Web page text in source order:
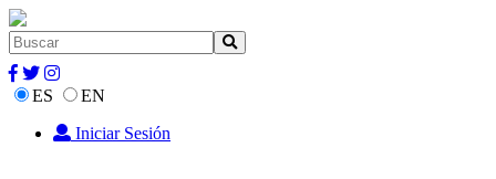
ES
EN
Iniciar Sesión